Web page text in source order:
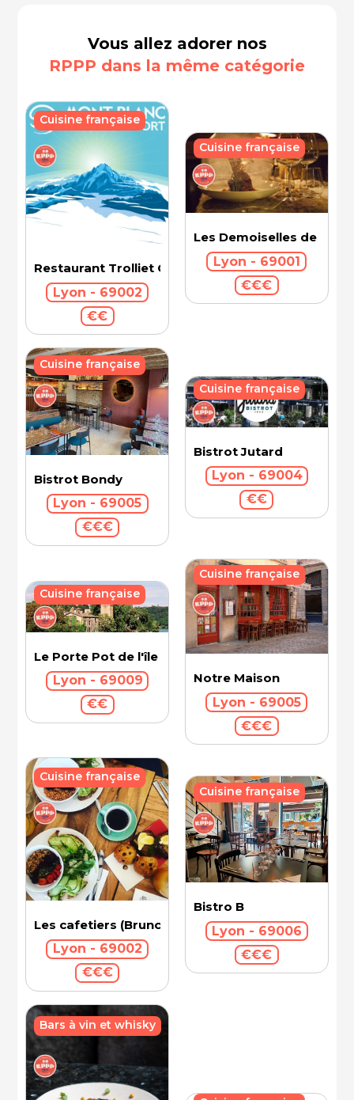
Vous allez adorer nos
RPPP dans la même catégorie
Restaurant Trolliet Grand Hotel Dieu
Lyon - 69002
€€
Cuisine française
Les Demoiselles de
Lyon - 69001
€€€
Cuisine française
Bistrot Bondy
Lyon - 69005
€€€
Cuisine française
Bistrot Jutard
Lyon - 69004
€€
Cuisine française
Le Porte Pot de l'île Barbe
Lyon - 69009
€€
Cuisine française
Notre Maison
Lyon - 69005
€€€
Cuisine française
Les cafetiers (Brunch)
Lyon - 69002
€€€
Cuisine française
Bistro B
Lyon - 69006
€€€
Cuisine française
Bars à vin et whisky